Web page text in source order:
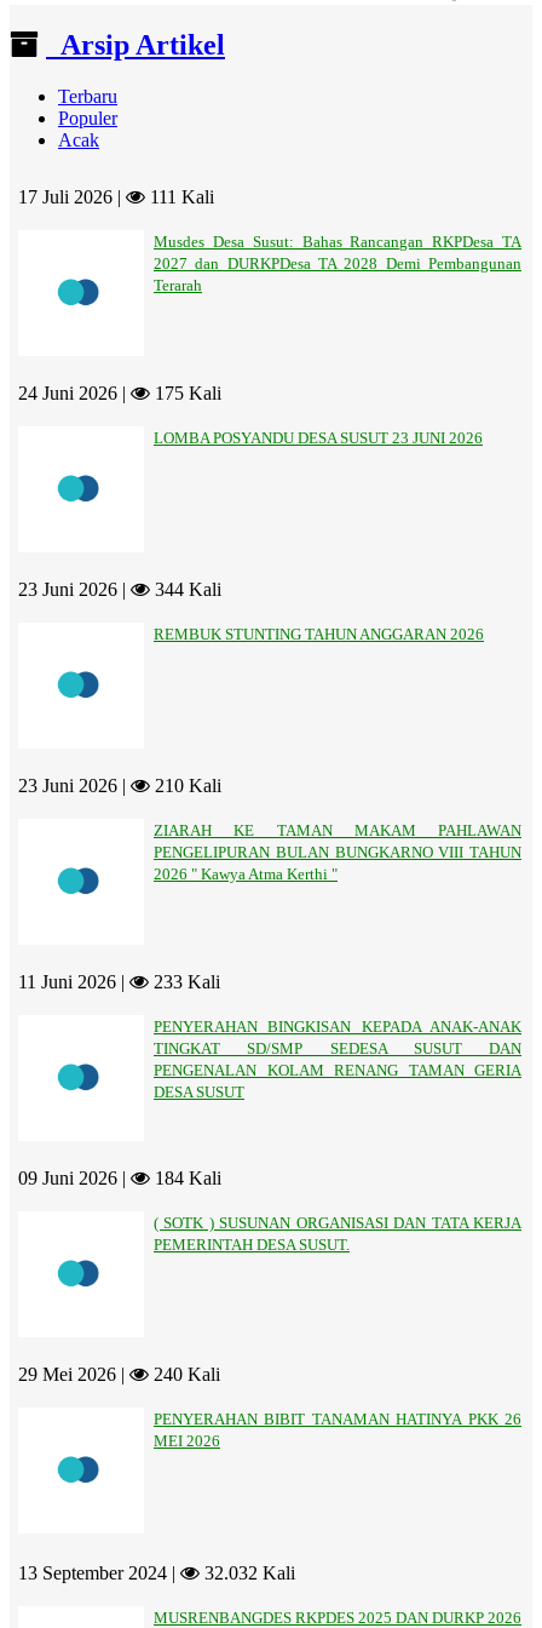
Arsip Artikel
Terbaru
Populer
Acak
17 Juli 2026 | 111 Kali
Musdes Desa Susut: Bahas Rancangan RKPDesa TA
2027 dan DURKPDesa TA 2028 Demi Pembangunan
Terarah
24 Juni 2026 | 175 Kali
LOMBA POSYANDU DESA SUSUT 23 JUNI 2026
23 Juni 2026 | 344 Kali
REMBUK STUNTING TAHUN ANGGARAN 2026
23 Juni 2026 | 210 Kali
ZIARAH KE TAMAN MAKAM PAHLAWAN
PENGELIPURAN BULAN BUNGKARNO VIII TAHUN
2026 " Kawya Atma Kerthi "
11 Juni 2026 | 233 Kali
PENYERAHAN BINGKISAN KEPADA ANAK-ANAK
TINGKAT SD/SMP SEDESA SUSUT DAN
PENGENALAN KOLAM RENANG TAMAN GERIA
DESA SUSUT
09 Juni 2026 | 184 Kali
( SOTK ) SUSUNAN ORGANISASI DAN TATA KERJA
PEMERINTAH DESA SUSUT.
29 Mei 2026 | 240 Kali
PENYERAHAN BIBIT TANAMAN HATINYA PKK 26
MEI 2026
13 September 2024 | 32.032 Kali
MUSRENBANGDES RKPDES 2025 DAN DURKP 2026